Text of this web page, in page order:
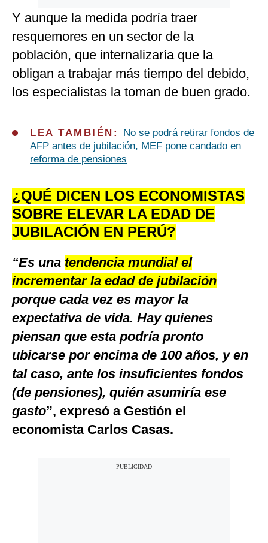
Y aunque la medida podría traer
resquemores en un sector de la
población, que internalizaría que la
obligan a trabajar más tiempo del debido,
los especialistas la toman de buen grado.
LEA TAMBIÉN:
No se podrá retirar fondos de
AFP antes de jubilación, MEF pone candado en
reforma de pensiones
¿QUÉ DICEN LOS ECONOMISTAS
SOBRE ELEVAR LA EDAD DE
JUBILACIÓN EN PERÚ?
“Es una tendencia mundial el
incrementar la edad de jubilación
porque cada vez es mayor la
expectativa de vida. Hay quienes
piensan que esta podría pronto
ubicarse por encima de 100 años, y en
tal caso, ante los insuficientes fondos
(de pensiones), quién asumiría ese
gasto”, expresó a Gestión el
economista Carlos Casas.